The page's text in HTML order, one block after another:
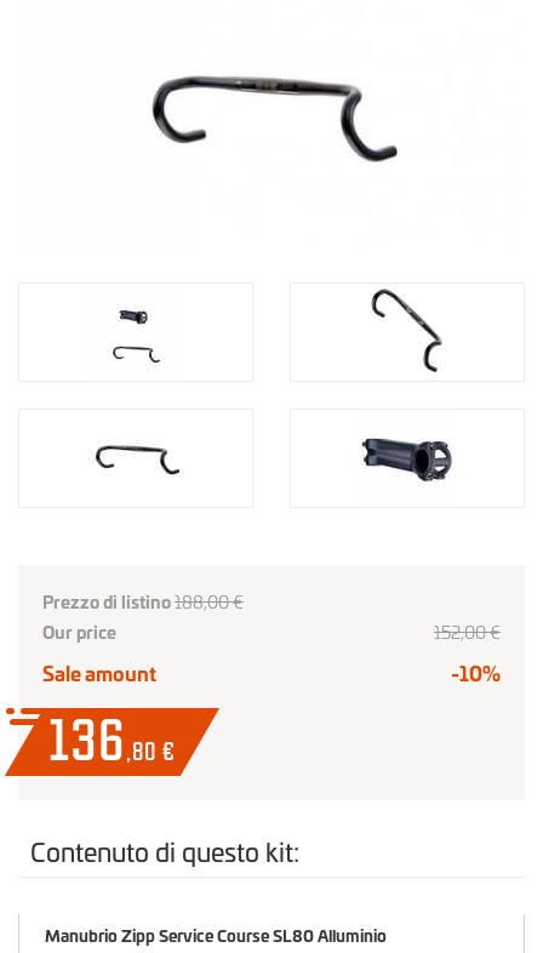
Prezzo di listino188,00 €
Our price
152,00 €
Sale amount -10%
136,80 €
Contenuto di questo kit:
Manubrio Zipp Service Course SL80 Alluminio